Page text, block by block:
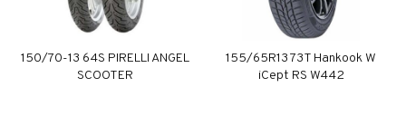
150/70-13 64S PIRELLI ANGEL
SCOOTER
155/65R13 73T Hankook W
iCept RS W442